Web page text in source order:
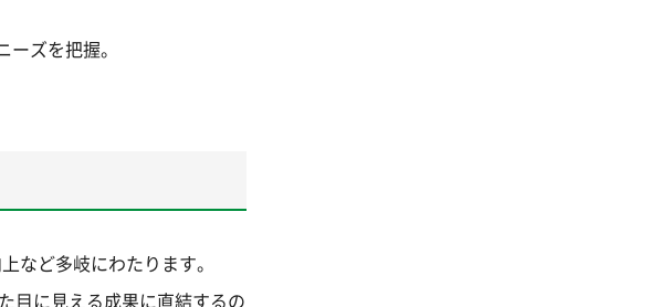
ズを把握。
など多岐にわたります。
目に見える成果に直結するの